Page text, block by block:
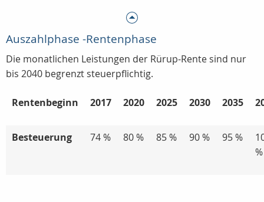
Auszahlphase -Rentenphase
Die monatlichen Leistungen der Rürup-Rente sind nur
bis 2040 begrenzt steuerpflichtig.
Rentenbeginn 2017 2020 2025 2030 2035
Besteuerung 74 % 80 % 85 % 90 % 95 %
%